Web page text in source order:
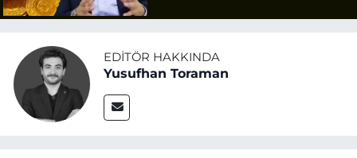
EDITÖR HAKKINDA
Yusufhan Toraman